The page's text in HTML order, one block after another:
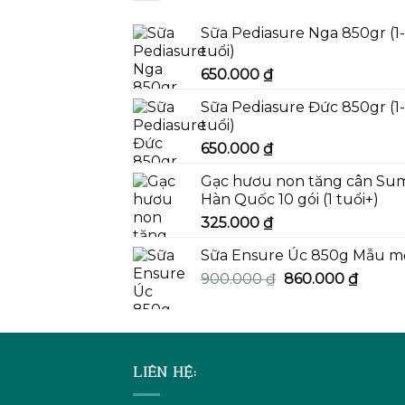
Sữa Pediasure Nga 850gr
tuổi)
650.000 ₫
Sữa Pediasure Đức 850gr (1-
tuổi)
650.000 ₫
Gạc hươu non tăng cân
Hàn Quốc 10 gói (1 tuổi+)
325.000 ₫
Sữa Ensure Úc 850g Mẫu
900.000₫ Giá
900.000 ₫.
860.000 ₫Giá
là:
LIÊN HỆ: